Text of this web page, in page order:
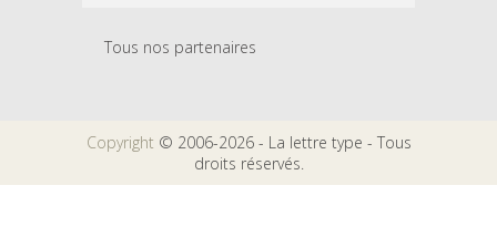
Tous nos partenaires
Copyright © 2006-2026 - La lettre type - Tous
droits réservés.